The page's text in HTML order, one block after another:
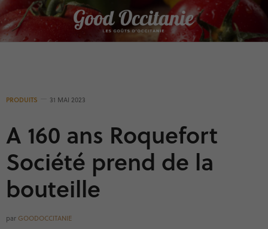
PRODUITS 31 MAI 2023
A 160 ans Roquefort
Société prend de la
bouteille
par GOODOCCITANIE
Panneau de gestion des cookies